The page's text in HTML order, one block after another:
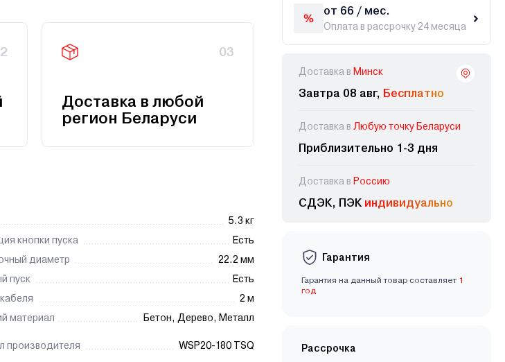
03
Доставка в любой
регион Беларуси
5.3 кг
кнопки пуска
Есть
диаметр
22.2 мм
пуск
Есть
2 м
материал
Бетон, Дерево, Металл
производителя WSP20-180 TSQ
от 66 / мес.
Оплата в рассрочку 24 месяца
Доставка в Минск
Завтра 08 авг, Бесплатно
Доставка в Любую точку Беларуси
Приблизительно 1-3 дня
Доставка в Россию
СДЭК, ПЭК индивидуально
Гарантия
Гарантия на данный товар составляет 1
год
Рассрочка